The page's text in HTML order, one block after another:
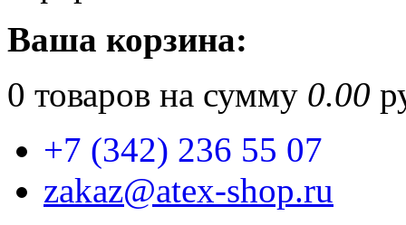
Ваша корзина:
0 товаров на сумму 0.00
+7 (342) 236 55 07
zakaz@atex-shop.ru